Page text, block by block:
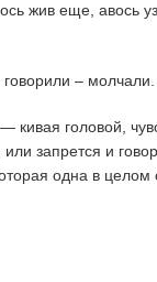
жив еще, авось
– молчали.
головой,
запрется и
одна в